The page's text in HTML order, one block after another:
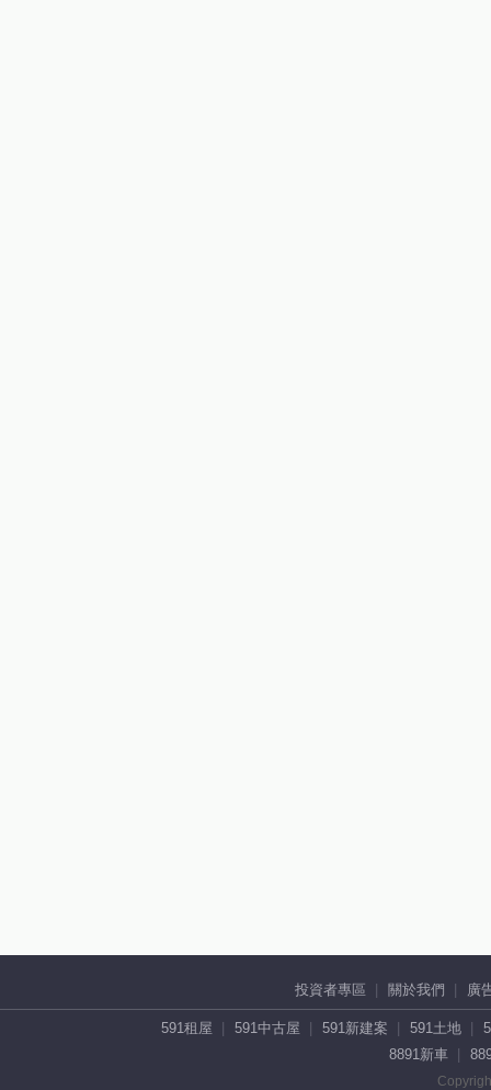
投資者專區 關於我們 廣
591租屋 591中古屋 591新建案 591土地
8891新車